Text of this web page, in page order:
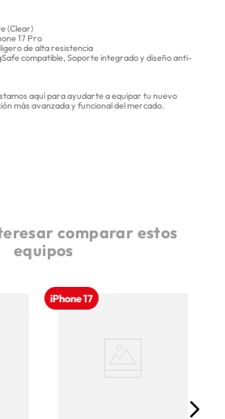
(Clear)
17 Pro
de alta resistencia
compatible, Soporte integrado y diseño anti-
aquí para ayudarte a equipar tu nuevo
más avanzada y funcional del mercado.
comparar estos
equipos
iPhone 17